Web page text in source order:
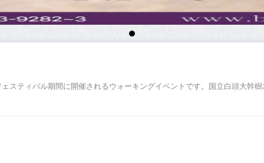
スティバル期間に開催されるウォーキングイベントです。国立白頭大幹